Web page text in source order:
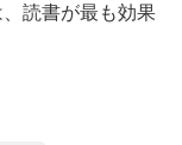
読書が最も効果